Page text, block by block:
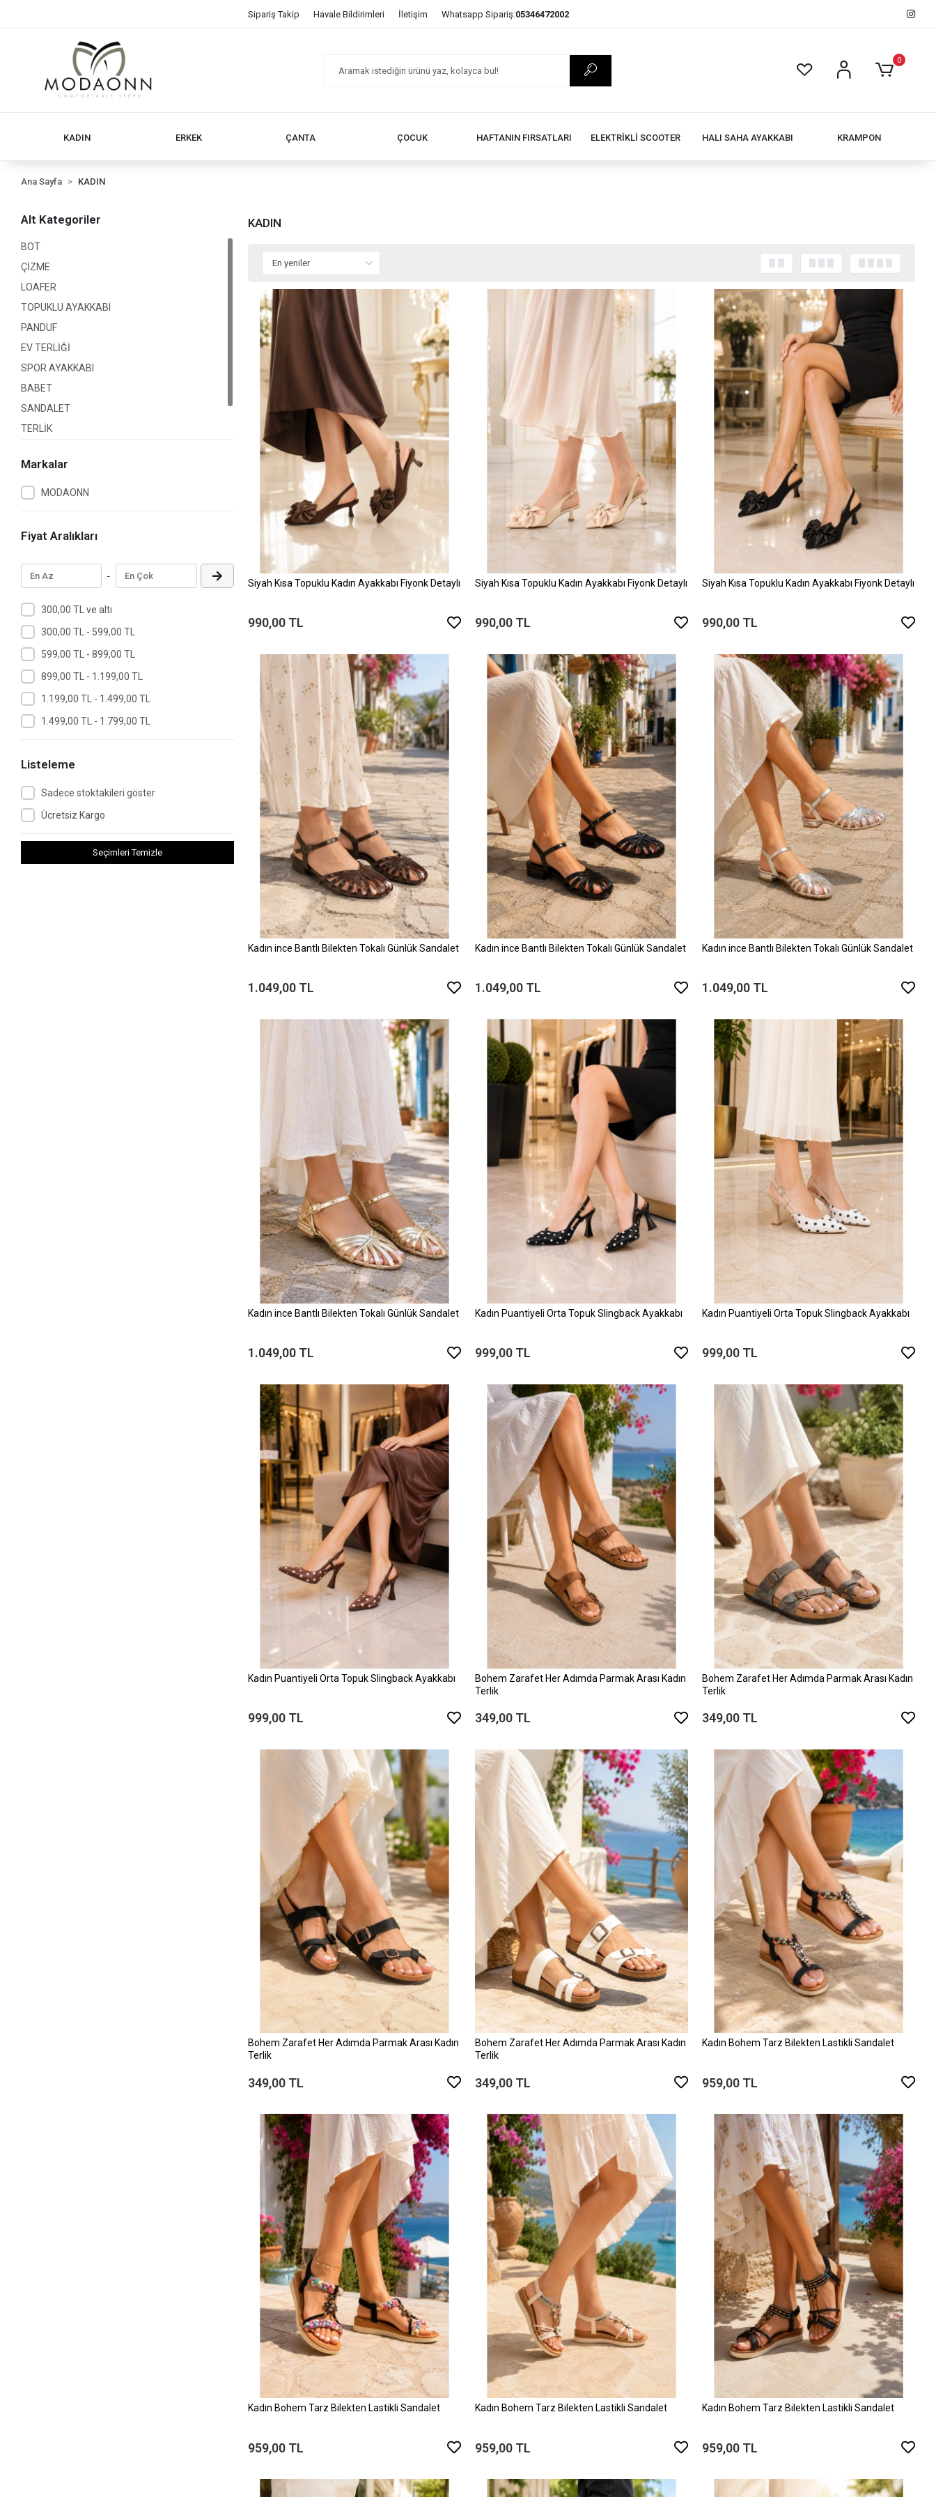
Sipariş Takip Havale Bildirimleri İletişim Whatsapp Sipariş:05346472002
0
KADIN ERKEK ÇANTA ÇOCUK HAFTANIN FIRSATLARI ELEKTRİKLİ SCOOTER HALI SAHA AYAKKABI KRAMPON
Ana Sayfa KADIN
Alt Kategoriler
BOT
ÇİZME
LOAFER
TOPUKLU AYAKKABI
PANDUF
EV TERLİĞİ
SPOR AYAKKABI
BABET
SANDALET
TERLİK
Markalar
MODAONN
Fiyat Aralıkları
-
300,00 TL ve altı
300,00 TL - 599,00 TL
599,00 TL - 899,00 TL
899,00 TL - 1.199,00 TL
1.199,00 TL - 1.499,00 TL
1.499,00 TL - 1.799,00 TL
Listeleme
Sadece stoktakileri göster
Ücretsiz Kargo
Seçimleri Temizle
KADIN
Siyah Kısa Topuklu Kadın Ayakkabı Fiyonk Detaylı
990,00 TL
Siyah Kısa Topuklu Kadın Ayakkabı Fiyonk Detaylı
990,00 TL
Siyah Kısa Topuklu Kadın Ayakkabı Fiyonk Detaylı
990,00 TL
Kadın ince Bantlı Bilekten Tokalı Günlük Sandalet
1.049,00 TL
Kadın ince Bantlı Bilekten Tokalı Günlük Sandalet
1.049,00 TL
Kadın ince Bantlı Bilekten Tokalı Günlük Sandalet
1.049,00 TL
Kadın ince Bantlı Bilekten Tokalı Günlük Sandalet
1.049,00 TL
Kadın Puantiyeli Orta Topuk Slingback Ayakkabı
999,00 TL
Kadın Puantiyeli Orta Topuk Slingback Ayakkabı
999,00 TL
Kadın Puantiyeli Orta Topuk Slingback Ayakkabı
999,00 TL
Bohem Zarafet Her Adımda Parmak Arası Kadın
Terlik
349,00 TL
Bohem Zarafet Her Adımda Parmak Arası Kadın
Terlik
349,00 TL
Bohem Zarafet Her Adımda Parmak Arası Kadın
Terlik
349,00 TL
Bohem Zarafet Her Adımda Parmak Arası Kadın
Terlik
349,00 TL
Kadın Bohem Tarz Bilekten Lastikli Sandalet
959,00 TL
Kadın Bohem Tarz Bilekten Lastikli Sandalet
959,00 TL
Kadın Bohem Tarz Bilekten Lastikli Sandalet
959,00 TL
Kadın Bohem Tarz Bilekten Lastikli Sandalet
959,00 TL